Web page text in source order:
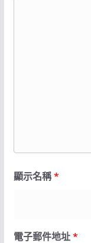
顯示名稱*
電子郵件地址*